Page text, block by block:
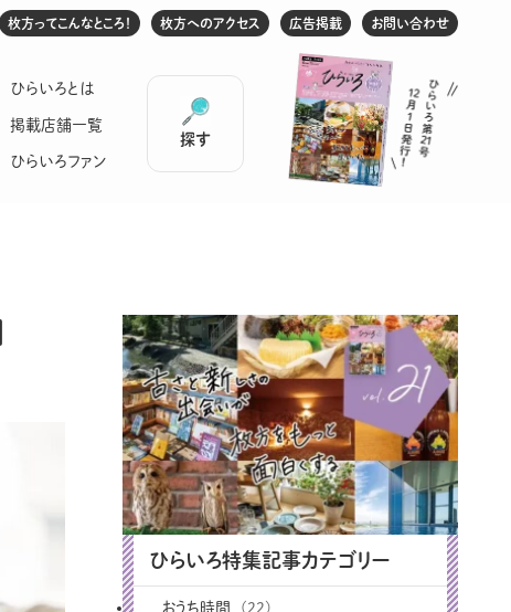
ひらいろとは
掲載店舗一覧
ひらいろファン
探す
枚方ってこんなところ！ 枚方へのアクセス 広告掲載 お問い合わせ
ひらいろ特集記事カテゴリー
おうち時間 (22)